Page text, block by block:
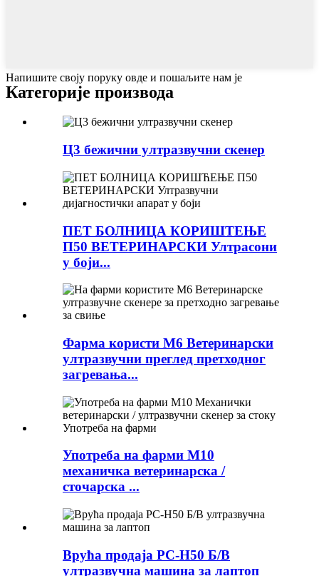
Напишите своју поруку овде и пошаљите нам је
Категорије производа
Ц3 бежични ултразвучни скенер
ПЕТ БОЛНИЦА КОРИШТЕЊЕ
П50 ВЕТЕРИНАРСКИ Ултрасони
у боји...
Фарма користи М6 Ветеринарски
ултразвучни преглед претходног
загревања...
Употреба на фарми М10
механичка ветеринарска /
сточарска ...
Врућа продаја РС-Н50 Б/В
ултразвучна машина за лаптоп